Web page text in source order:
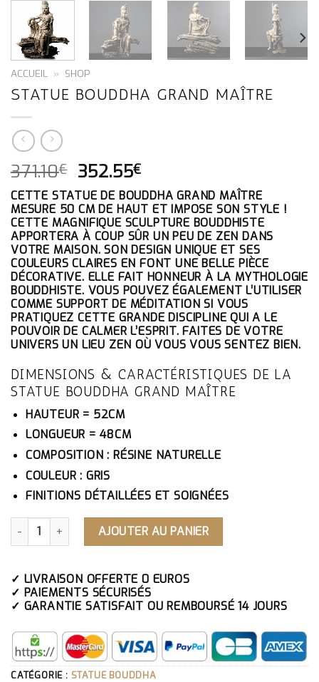
ACCUEIL » SHOP
STATUE BOUDDHA GRAND MAÎTRE
371.10€ LE
PRIX
INITIAL
ÉTAIT :
371.10€.
352.55€
PRIX
ACTUEL
EST :
352.55€.
CETTE STATUE DE BOUDDHA GRAND MAÎTRE
MESURE 50 CM DE HAUT ET IMPOSE SON STYLE !
CETTE MAGNIFIQUE SCULPTURE BOUDDHISTE
APPORTERA À COUP SÛR UN PEU DE ZEN DANS
VOTRE MAISON. SON DESIGN UNIQUE ET SES
COULEURS CLAIRES EN FONT UNE BELLE PIÈCE
DÉCORATIVE. ELLE FAIT HONNEUR À LA MYTHOLOGIE
BOUDDHISTE. VOUS POUVEZ ÉGALEMENT L’UTILISER
COMME SUPPORT DE MÉDITATION SI VOUS
PRATIQUEZ CETTE GRANDE DISCIPLINE QUI A LE
POUVOIR DE CALMER L’ESPRIT. FAITES DE VOTRE
UNIVERS UN LIEU ZEN OÙ VOUS VOUS SENTEZ BIEN.
DIMENSIONS & CARACTÉRISTIQUES DE LA
STATUE BOUDDHA GRAND MAÎTRE
HAUTEUR = 52CM
LONGUEUR = 48CM
COMPOSITION : RÉSINE NATURELLE
COULEUR : GRIS
FINITIONS DÉTAILLÉES ET SOIGNÉES
QUANTITÉ DE STATUE BOUDDHA GRAND MAÎTRE
AJOUTER AU PANIER
✓ LIVRAISON OFFERTE 0 EUROS
✓ PAIEMENTS SÉCURISÉS
✓ GARANTIE SATISFAIT OU REMBOURSÉ 14 JOURS
CATÉGORIE : STATUE BOUDDHA